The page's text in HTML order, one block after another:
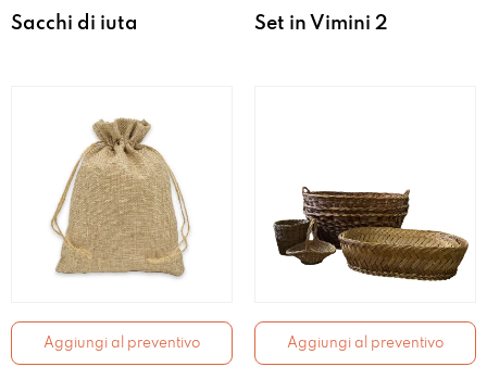
Sacchi di iuta
Aggiungi al preventivo
Set in Vimini 2
Aggiungi al preventivo